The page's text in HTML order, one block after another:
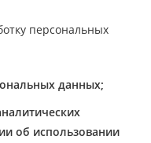
персональных
данных;
об использовании